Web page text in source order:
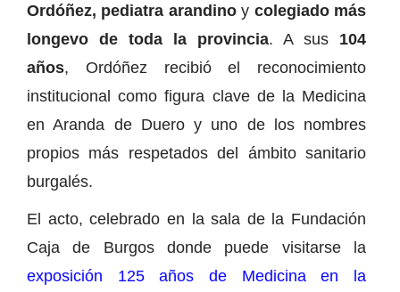
Ordóñez, pediatra arandinoy colegiado más
longevo de toda la provincia. A sus 104
años, Ordóñez recibió el reconocimiento
institucional como figura clave de la Medicina
en Aranda de Duero y uno de los nombres
propios más respetados del ámbito sanitario
burgalés.
El acto, celebrado en la sala de la Fundación
Caja de Burgos donde puede visitarse la
exposición 125 años de Medicina en la